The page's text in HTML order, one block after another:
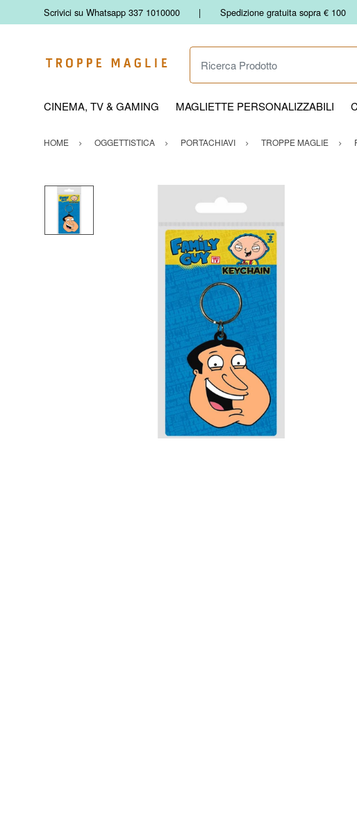
Scrivici su Whatsapp 337 1010000 Spedizione gratuita sopra € 100
Ricerca Prodotto
CINEMA, TV & GAMING MAGLIETTE PERSONALIZZABILI
HOME OGGETTISTICA PORTACHIAVI TROPPE MAGLIE